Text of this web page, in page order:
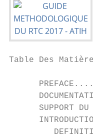
Table Des
SUPPORT DU